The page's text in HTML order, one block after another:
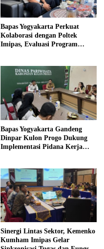
Bapas Yogyakarta Perkuat
Kolaborasi dengan Poltek
Imipas, Evaluasi Program
Bapas Yogyakarta Gandeng
Dinpar Kulon Progo Dukung
Implementasi Pidana Kerja
Sinergi Lintas Sektor, Kemenko
Kumham Imipas Gelar